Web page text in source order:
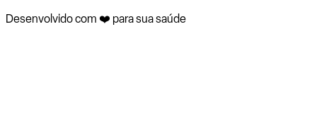
Desenvolvido com ❤️ para sua saúde